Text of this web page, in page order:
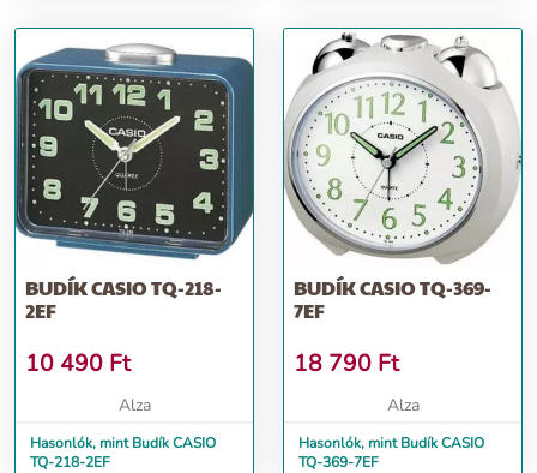
BUDÍK CASIO TQ-218-
2EF
10 490 Ft
Alza
Hasonlók, mint Budík CASIO
TQ-218-2EF
BUDÍK CASIO TQ-369-
7EF
18 790 Ft
Alza
Hasonlók, mint Budík CASIO
TQ-369-7EF